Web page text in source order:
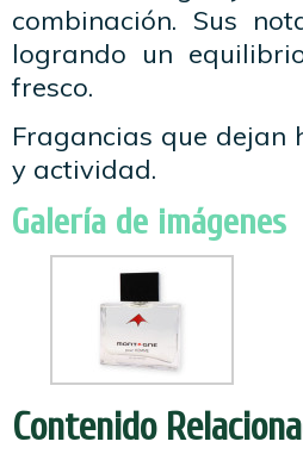
combinación. Sus
logrando un
fresco.
Fragancias que dejan
y actividad.
Galería de imágenes
Contenido